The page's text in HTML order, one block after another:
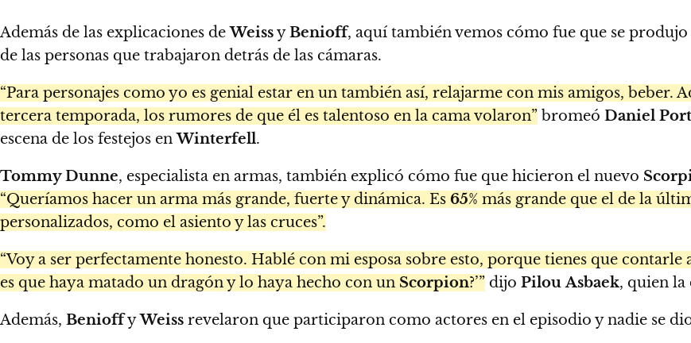
Además de las explicaciones deWeissyBenioff, aquí también vemos cómo fue que se
de las personas que trabajaron detrás de las cámaras.
“Para personajes como yo es genial estar en un también así, relajarme con mis amigos, beber.
tercera temporada, los rumores de que él es talentoso en la cama volaron” bromeó Daniel
escena de los festejos enWinterfell.
Tommy Dunne, especialista en armas, también explicó cómo fue que hicieron el nuevo
“Queríamos hacer un arma más grande, fuerte y dinámica. Es 65% más grande que el de la
personalizados, como el asiento y las cruces”.
“Voy a ser perfectamente honesto. Hablé con mi esposa sobre esto, porque tienes que contarle
es que haya matado un dragón y lo haya hecho con un Scorpion?’” dijo Pilou Asbaek, quien la
Además, BenioffyWeiss revelaron que participaron como actores en el episodio y nadie se